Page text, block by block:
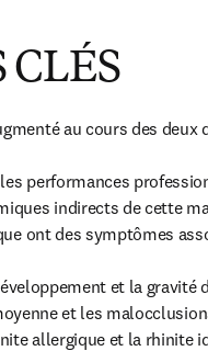
CLÉS
au cours des deux
performances
indirects de cette
ont des symptômes
et la gravité
et les
allergique et la rhinite